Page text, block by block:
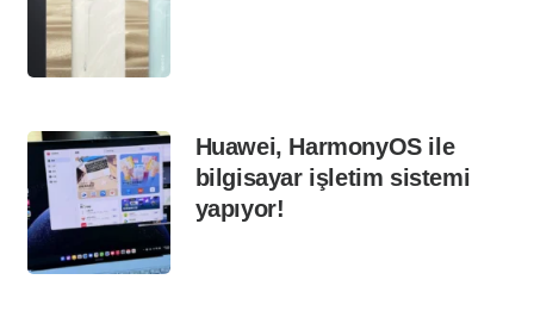
Huawei, HarmonyOS ile
bilgisayar işletim sistemi
yapıyor!